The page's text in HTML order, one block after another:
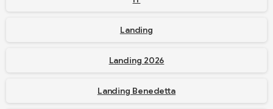
Landing
Landing 2026
Landing Benedetta